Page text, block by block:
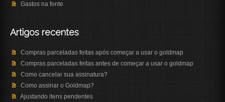
Gastos na fonte
Artigos recentes
Compras parceladas feitas após começar a usar o goldmap
Compras parceladas feitas antes de começar a usar o goldmap
Como cancelar sua assinatura?
Como assinar o Goldmap?
Ajustando itens pendentes